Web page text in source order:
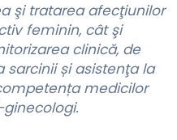
şi tratarea afecţiunilor
feminin, cât şi
clinică, de
sarcinii și asistenţa la
medicilor